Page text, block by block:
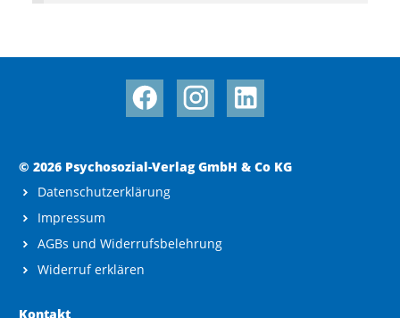
© 2026 Psychosozial-Verlag GmbH & Co KG
Datenschutzerklärung
Impressum
AGBs und Widerrufsbelehrung
Widerruf erklären
Kontakt